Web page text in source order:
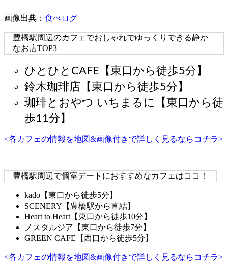
画像出典： 食べログ
豊橋駅周辺のカフェでおしゃれでゆっくりできる静か
なお店TOP3
ひとひとCAFE【東口から徒歩5分】
鈴木珈琲店【東口から徒歩5分】
珈琲とおやつ いちまるに【東口から徒
歩11分】
<各カフェの情報を地図&画像付きで詳しく見るならコチラ>
豊橋駅周辺で個室デートにおすすめなカフェはココ！
kado【東口から徒歩5分】
SCENERY【豊橋駅から直結】
Heart to Heart【東口から徒歩10分】
ノスタルジア【東口から徒歩7分】
GREEN CAFE【西口から徒歩5分】
<各カフェの情報を地図&画像付きで詳しく見るならコチラ>